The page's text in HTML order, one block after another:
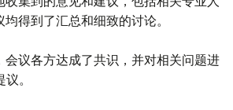
得到了汇总和细致的讨论。
会议各方达成了共识，并对相关问题进
。